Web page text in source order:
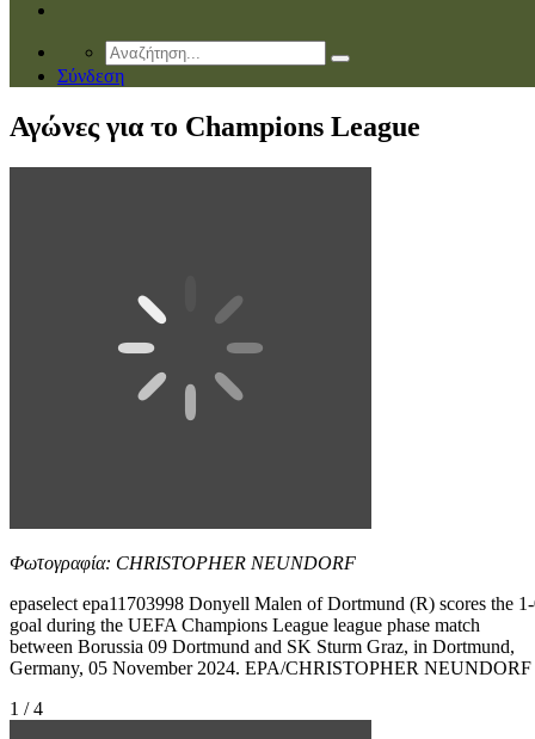
Σύνδεση
Αγώνες για το Champions League
Φωτογραφία: CHRISTOPHER NEUNDORF
epaselect epa11703998 Donyell Malen of Dortmund (R) scores the
goal during the UEFA Champions League league phase match
between Borussia 09 Dortmund and SK Sturm Graz, in Dortmund,
Germany, 05 November 2024. EPA/CHRISTOPHER NEUNDORF
1 / 4